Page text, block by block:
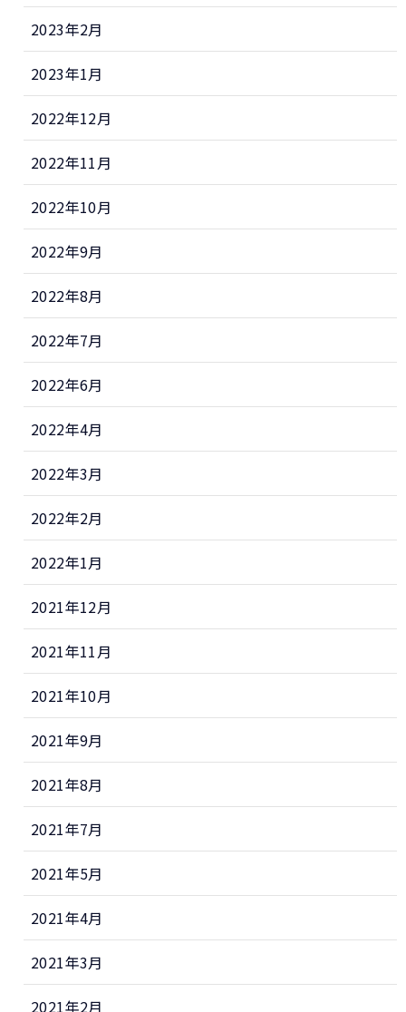
2023年2月
2023年1月
2022年12月
2022年11月
2022年10月
2022年9月
2022年8月
2022年7月
2022年6月
2022年4月
2022年3月
2022年2月
2022年1月
2021年12月
2021年11月
2021年10月
2021年9月
2021年8月
2021年7月
2021年5月
2021年4月
2021年3月
2021年2月